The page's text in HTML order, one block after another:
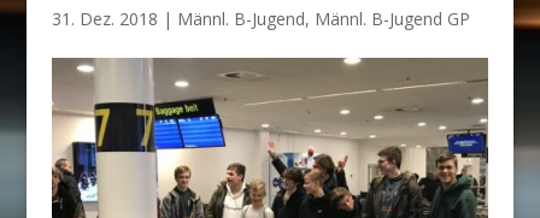
31. Dez. 2018 | Männl. B-Jugend, Männl. B-Jugend GP